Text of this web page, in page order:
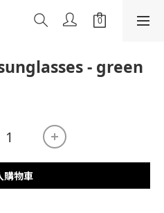
- green
購物車